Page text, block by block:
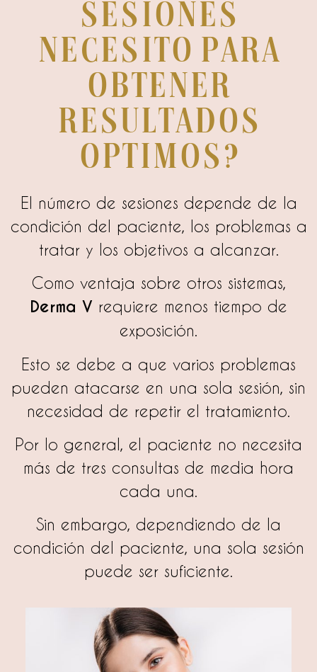
sesiones
necesito para
obtener
resultados
optimos?
El número de sesiones depende de la
condición del paciente, los problemas a
tratar y los objetivos a alcanzar.
Como ventaja sobre otros sistemas,
Derma V requiere menos tiempo de
exposición.
Esto se debe a que varios problemas
pueden atacarse en una sola sesión, sin
necesidad de repetir el tratamiento.
Por lo general, el paciente no necesita
más de tres consultas de media hora
cada una.
Sin embargo, dependiendo de la
condición del paciente, una sola sesión
puede ser suficiente.